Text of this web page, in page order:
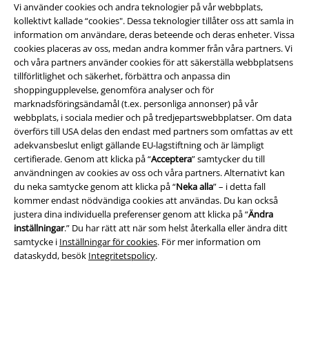
Vi använder cookies och andra teknologier på vår webbplats,
kollektivt kallade “cookies". Dessa teknologier tillåter oss att samla in
information om användare, deras beteende och deras enheter. Vissa
cookies placeras av oss, medan andra kommer från våra partners. Vi
och våra partners använder cookies för att säkerställa webbplatsens
tillförlitlighet och säkerhet, förbättra och anpassa din
shoppingupplevelse, genomföra analyser och för
marknadsföringsändamål (t.ex. personliga annonser) på vår
webbplats, i sociala medier och på tredjepartswebbplatser. Om data
överförs till USA delas den endast med partners som omfattas av ett
adekvansbeslut enligt gällande EU-lagstiftning och är lämpligt
certifierade. Genom att klicka på “Acceptera” samtycker du till
användningen av cookies av oss och våra partners. Alternativt kan
du neka samtycke genom att klicka på “Neka alla” – i detta fall
kommer endast nödvändiga cookies att användas. Du kan också
justera dina individuella preferenser genom att klicka på “Ändra
inställningar.” Du har rätt att när som helst återkalla eller ändra ditt
samtycke i Inställningar för cookies. För mer information om
dataskydd, besök Integritetspolicy.
EMP-appen
Ladda ner EMP-appen nu och ta del av många fördelar!
A Warner Music Group Company